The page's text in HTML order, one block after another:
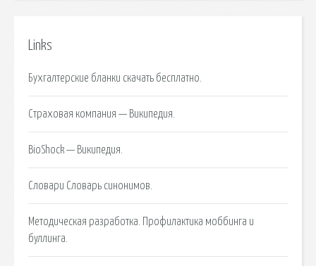
Links
Бухгалтерские бланки скачать бесплатно.
Страховая компания — Википедия.
BioShock — Википедия.
Словари Словарь синонимов.
Методическая разработка. Профилактика моббинга и
буллинга.